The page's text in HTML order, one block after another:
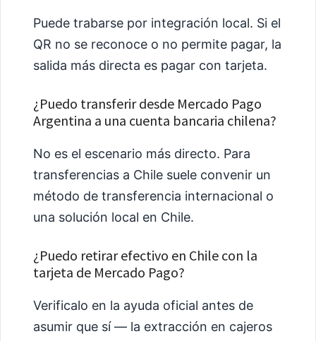
Puede trabarse por integración local. Si el
QR no se reconoce o no permite pagar, la
salida más directa es pagar con tarjeta.
¿Puedo transferir desde Mercado Pago
Argentina a una cuenta bancaria chilena?
No es el escenario más directo. Para
transferencias a Chile suele convenir un
método de transferencia internacional o
una solución local en Chile.
¿Puedo retirar efectivo en Chile con la
tarjeta de Mercado Pago?
Verificalo en la ayuda oficial antes de
asumir que sí — la extracción en cajeros